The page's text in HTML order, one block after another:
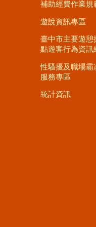
補助經費作業規
遊說資訊專區
臺中市主要遊憩
點遊客行為資訊
性騷擾及職場霸
服務專區
統計資訊